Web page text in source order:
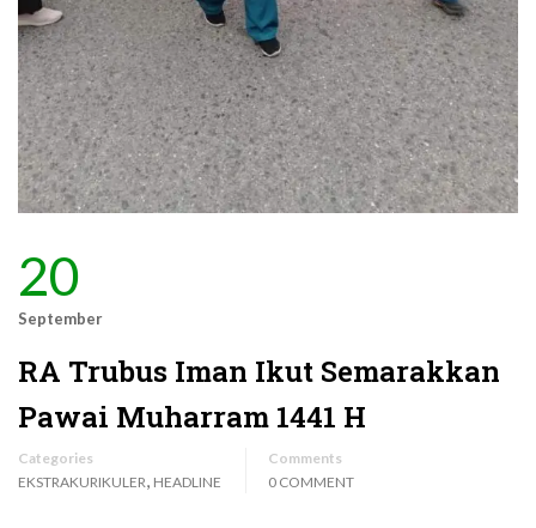
20
September
RA Trubus Iman Ikut Semarakkan
Pawai Muharram 1441 H
Categories
EKSTRAKURIKULER, HEADLINE
Comments
0 COMMENT